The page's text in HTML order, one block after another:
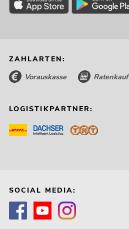
ZAHLARTEN:
Vorauskasse Ratenkauf
LOGISTIKPARTNER:
SOCIAL MEDIA: